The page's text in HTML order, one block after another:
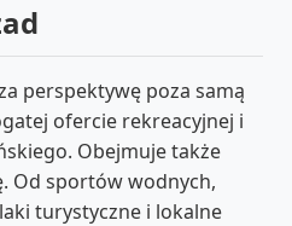
perspektywę poza samą
ofercie rekreacyjnej i
Obejmuje także
Od sportów wodnych,
turystyczne i lokalne